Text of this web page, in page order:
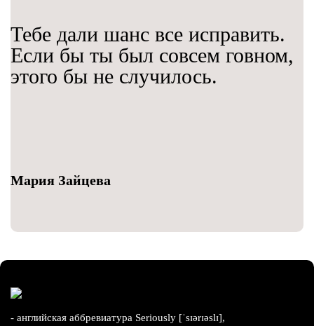
Тебе дали шанс все исправить.
Если бы ты был совсем говном,
этого бы не случилось.
Мария Зайцева
- английская аббревиатура Seriously [ˈsɪərɪəslɪ],